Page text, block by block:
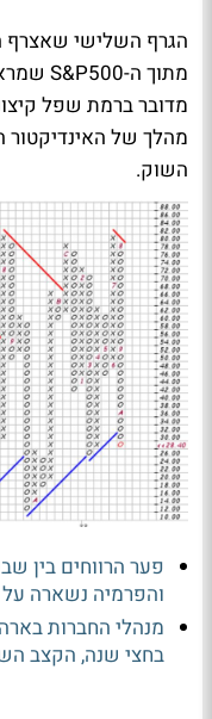
הגרף השלישי שאצרף
מתוך ה-S&P500
מדובר ברמת שפל
השוק.
פער הרווחים בין
והפרמיה נשארה על
בחצי שנה, הקצב